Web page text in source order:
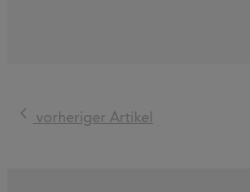
vorheriger Artikel